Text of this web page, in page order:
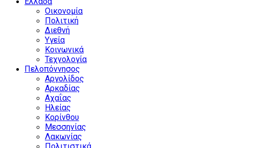
Οικονομία
Πολιτική
Διεθνή
Υγεία
Κοινωνικά
Τεχνολογία
Πελοπόννησος
Αργολίδος
Αρκαδίας
Αχαΐας
Ηλείας
Κορίνθου
Μεσσηνίας
Λακωνίας